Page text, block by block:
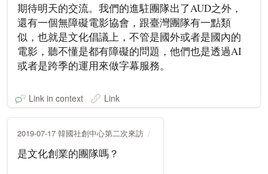
期待明天的交流。我們的進駐團隊出了AUD之外，
還有一個無障礙電影協會，跟臺灣團隊有一點類
似，也就是文化倡議上，不管是國外或者是國內的
電影，聽不懂是都有障礙的問題，他們也是透過AI
或者是跨季的運用來做字幕服務。
Link in context Link
2019-07-17 韓國社創中心第二次來訪
是文化創業的團隊嗎？